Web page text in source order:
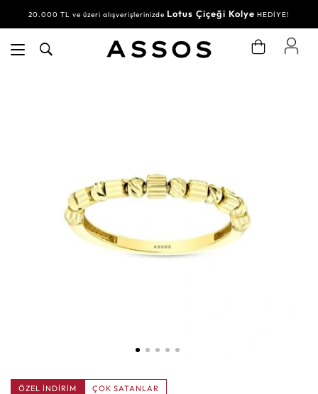
20.000 TL ve üzeri alışverişlerinizde Lotus Çiçeği Kolye HEDİYE!
ÖZEL İNDİRİM ÇOK SATANLAR